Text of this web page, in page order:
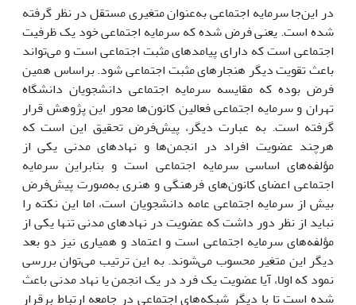
در این‌جا سرمایه اجتماعی به‌عنوان متغیری مستقل در نظر گرفته
شده است. یعنی فرض شده که سرمایه اجتماعی خود یک ظرفیت
اجتماعی است که دارای پیامدهای مثبت اجتماعی است و می‌تواند
باعث تقویت دیگر هنجارهای مثبت اجتماعی شود. براساس همین
فرض بوده که مقایسه سرمایه اجتماعی دانشجویان دانشگاه
تهران و سرمایه اجتماعی فعالین کانون‌ها محور این پژوهش قرار
گرفته است. به عبارت دیگر، پیش‌فرض تحقیق این است که
هرچند عضویت افراد در انجمن‌ها و نهادهای مدنی یکی از
مؤلفه‌های اساسی سرمایه اجتماعی است و بنابراین سرمایه
اجتماعی اعضای کانون‌های فرهنگی و هنری به‌صورت پیش‌فرض
بیش از سرمایه اجتماعی عامه دانشجویان است، اما این نکته را
نباید از نظر دور داشت که عضویت در نهادهای مدنی تنها یکی از
مؤلفه‌های سرمایه اجتماعی است و اعتماد و همیاری نیز دو بعد
دیگر این متغیر محسوب می‌شوند. به این ترتیب می‌توان بررسی
نمود که اولا، آیا عضویت یک فرد در یک انجمن یا نهاد مدنی باعث
شده است تا با دیگر شبکه‌های اجتماعی در جامعه ارتباط برقرار